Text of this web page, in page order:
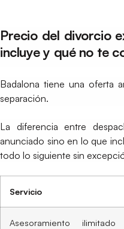
Precio del divorcio
incluye y qué no te
Badalona tiene una oferta
separación.
La diferencia entre
anunciado sino en lo que
todo lo siguiente sin
Servicio
Asesoramiento